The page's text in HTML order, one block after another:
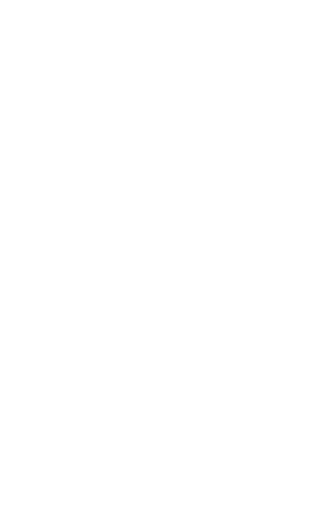
투자신탁(주식) 편입자산 상각의 건